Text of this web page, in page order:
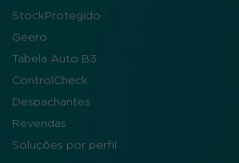
StockProtegido
Geero
Tabela Auto B3
ControlCheck
Despachantes
Revendas
Soluções por perfil